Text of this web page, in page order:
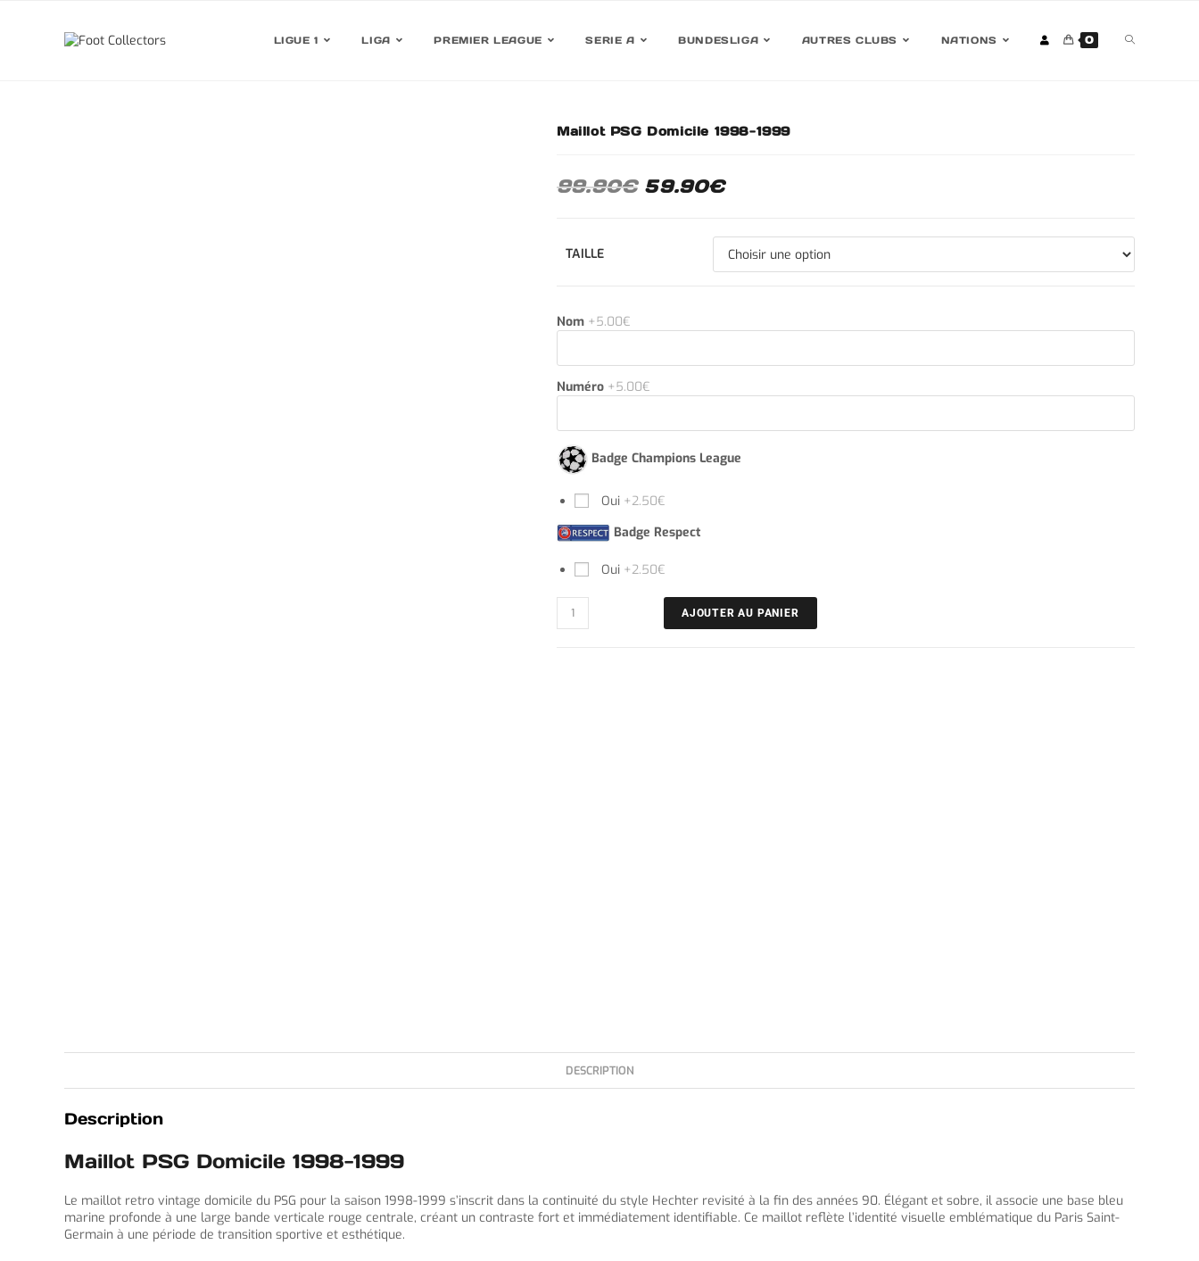
LIGUE 1 LIGA PREMIER LEAGUE SERIE A BUNDESLIGA AUTRES CLUBS NATIONS 0
Maillot PSG Domicile 1998-1999
99.90€ 59.90€
TAILLE
Nom +5.00€
Numéro +5.00€
Badge Champions League
Oui +2.50€
Badge Respect
Oui +2.50€
AJOUTER AU PANIER
DESCRIPTION
Description
Maillot PSG Domicile 1998-1999
Le maillot retro vintage domicile du PSG pour la saison 1998-1999 s’inscrit dans la continuité du style Hechter revisité à la fin des années 90. Élégant et sobre, il associe une base bleu
marine profonde à une large bande verticale rouge centrale, créant un contraste fort et immédiatement identifiable. Ce maillot reflète l’identité visuelle emblématique du Paris Saint-
Germain à une période de transition sportive et esthétique.